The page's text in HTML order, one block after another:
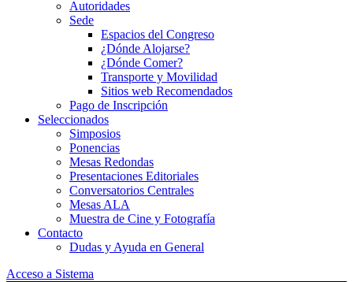
Autoridades
Sede
Espacios del Congreso
¿Dónde Alojarse?
¿Dónde Comer?
Transporte y Movilidad
Sitios web Recomendados
Pago de Inscripción
Seleccionados
Simposios
Ponencias
Mesas Redondas
Presentaciones Editoriales
Conversatorios Centrales
Mesas ALA
Muestra de Cine y Fotografía
Contacto
Dudas y Ayuda en General
Acceso a Sistema